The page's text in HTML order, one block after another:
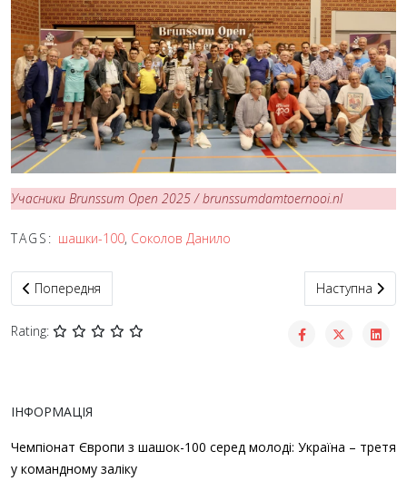
Учасники Brunssum Open 2025 / brunssumdamtoernooi.nl
TAGS: шашки-100, Соколов Данило
Попередня стаття: Вийшла шашкова книга «5 незабутніх
Попередня Наступна
Наступна
Rating:
ІНФОРМАЦІЯ
Чемпіонат Європи з шашок-100 серед молоді: Україна – третя
у командному заліку